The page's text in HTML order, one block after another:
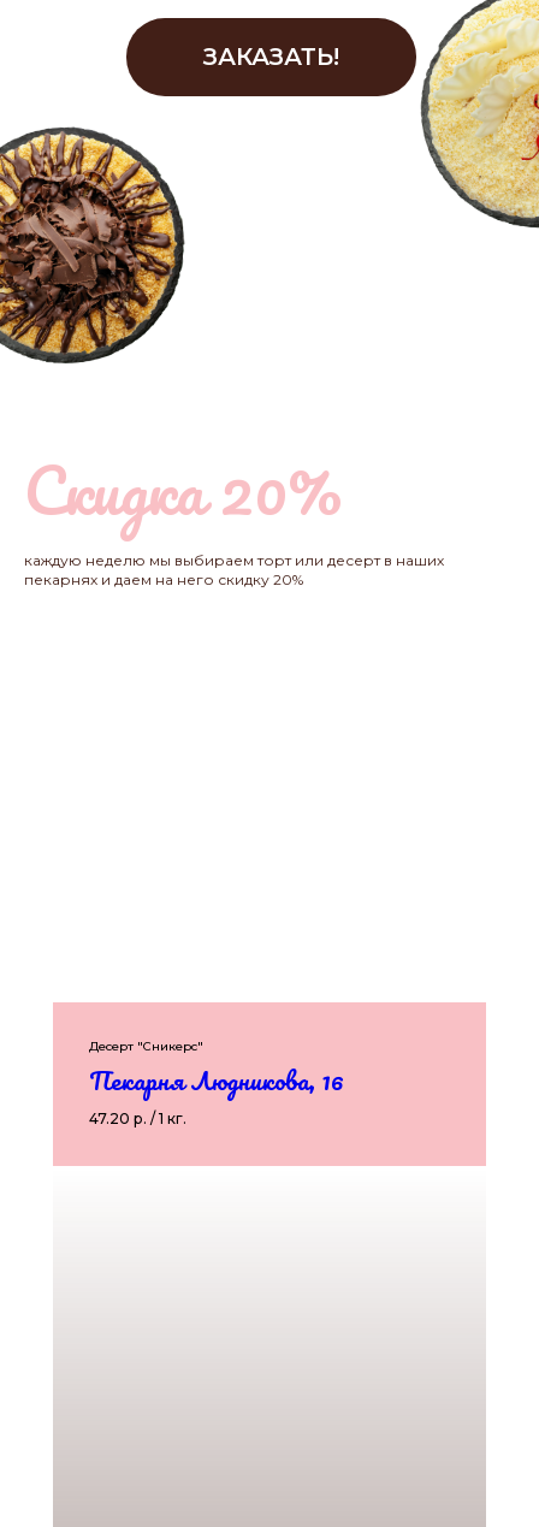
Скидка 20%
каждую неделю мы выбираем торт или десерт в наших
пекарнях и даем на него скидку 20%
Десерт "Сникерс"
Пекарня Людникова, 16
47.20 р. / 1 кг.